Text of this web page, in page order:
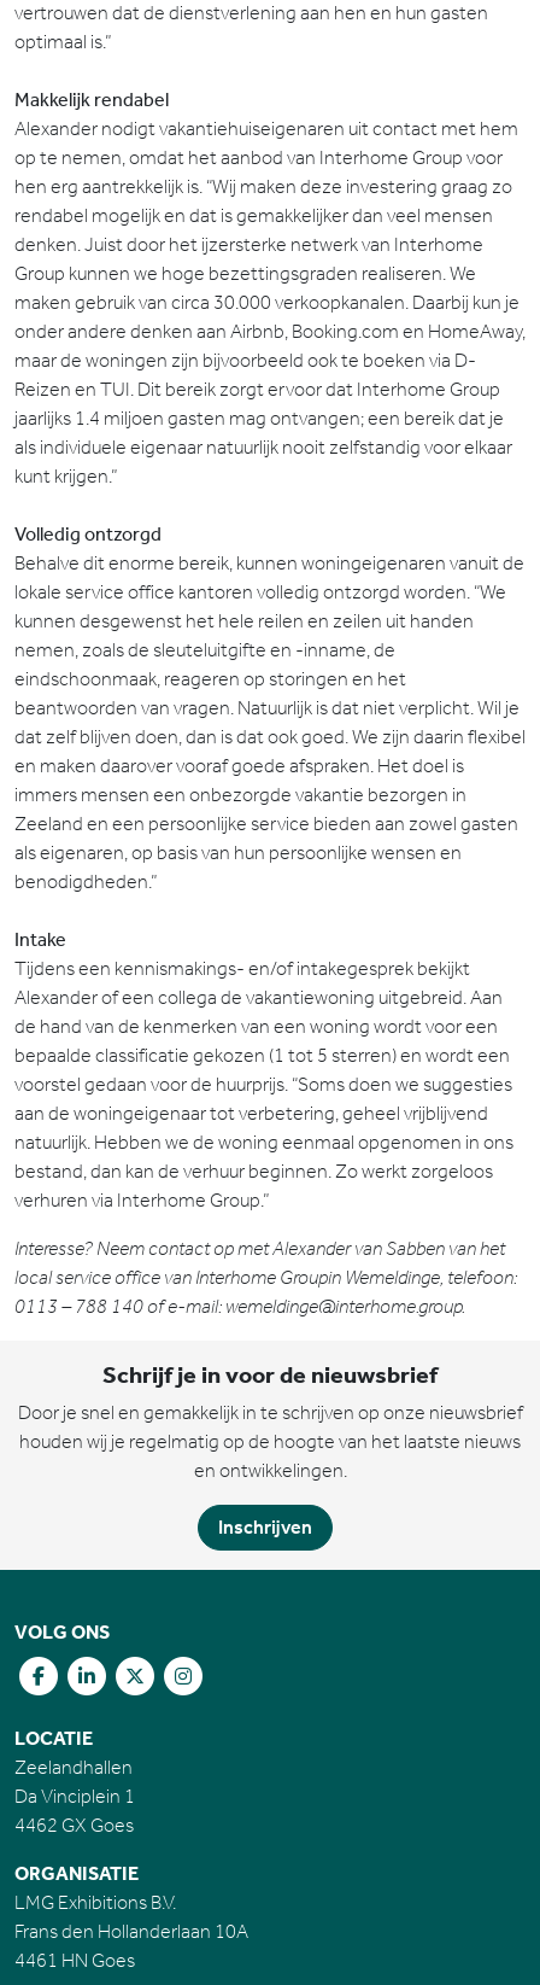
vertrouwen dat de dienstverlening aan hen en hun gasten
optimaal is.”
Makkelijk rendabel
Alexander nodigt vakantiehuiseigenaren uit contact met hem
op te nemen, omdat het aanbod van Interhome Group voor
hen erg aantrekkelijk is. “Wij maken deze investering graag zo
rendabel mogelijk en dat is gemakkelijker dan veel mensen
denken. Juist door het ijzersterke netwerk van Interhome
Group kunnen we hoge bezettingsgraden realiseren. We
maken gebruik van circa 30.000 verkoopkanalen. Daarbij kun je
onder andere denken aan Airbnb, Booking.com en HomeAway,
maar de woningen zijn bijvoorbeeld ook te boeken via D-
Reizen en TUI. Dit bereik zorgt ervoor dat Interhome Group
jaarlijks 1.4 miljoen gasten mag ontvangen; een bereik dat je
als individuele eigenaar natuurlijk nooit zelfstandig voor elkaar
kunt krijgen.”
Volledig ontzorgd
Behalve dit enorme bereik, kunnen woningeigenaren vanuit de
lokale service office kantoren volledig ontzorgd worden. “We
kunnen desgewenst het hele reilen en zeilen uit handen
nemen, zoals de sleuteluitgifte en -inname, de
eindschoonmaak, reageren op storingen en het
beantwoorden van vragen. Natuurlijk is dat niet verplicht. Wil je
dat zelf blijven doen, dan is dat ook goed. We zijn daarin flexibel
en maken daarover vooraf goede afspraken. Het doel is
immers mensen een onbezorgde vakantie bezorgen in
Zeeland en een persoonlijke service bieden aan zowel gasten
als eigenaren, op basis van hun persoonlijke wensen en
benodigdheden.”
Intake
Tijdens een kennismakings- en/of intakegesprek bekijkt
Alexander of een collega de vakantiewoning uitgebreid. Aan
de hand van de kenmerken van een woning wordt voor een
bepaalde classificatie gekozen (1 tot 5 sterren) en wordt een
voorstel gedaan voor de huurprijs. “Soms doen we suggesties
aan de woningeigenaar tot verbetering, geheel vrijblijvend
natuurlijk. Hebben we de woning eenmaal opgenomen in ons
bestand, dan kan de verhuur beginnen. Zo werkt zorgeloos
verhuren via Interhome Group.”
Interesse? Neem contact op met Alexander van Sabben van het
local service office van Interhome Groupin Wemeldinge, telefoon:
0113 – 788 140 of e-mail: wemeldinge@interhome.group.
Schrijf je in voor de nieuwsbrief
Door je snel en gemakkelijk in te schrijven op onze nieuwsbrief
houden wij je regelmatig op de hoogte van het laatste nieuws
en ontwikkelingen.
Inschrijven
VOLG ONS
LOCATIE
Zeelandhallen
Da Vinciplein 1
4462 GX Goes
ORGANISATIE
LMG Exhibitions B.V.
Frans den Hollanderlaan 10A
4461 HN Goes